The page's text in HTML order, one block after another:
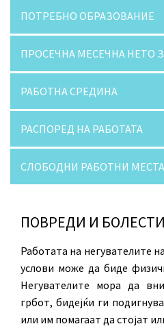
ПОТРЕБНО ОБРАЗОВАНИЕ
ПРОСЕЧНА МЕСЕЧНА НЕТО
РАБОТНА СРЕДИНА
РАСПОРЕД НА РАБОТАТА
СЛОБОДНИ РАБОТНИ МЕСТА
ПОВРЕДИ И БОЛЕСТИ
Работата на негувателите
услови може да биде
Негувателите мора да
грбот, бидејќи ги
или им помагаат да стојат